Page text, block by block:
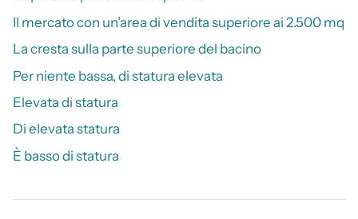
Il mercato con un’area di vendita superiore ai 2.500 mq
La cresta sulla parte superiore del bacino
Per niente bassa, di statura elevata
Elevata di statura
Di elevata statura
È basso di statura